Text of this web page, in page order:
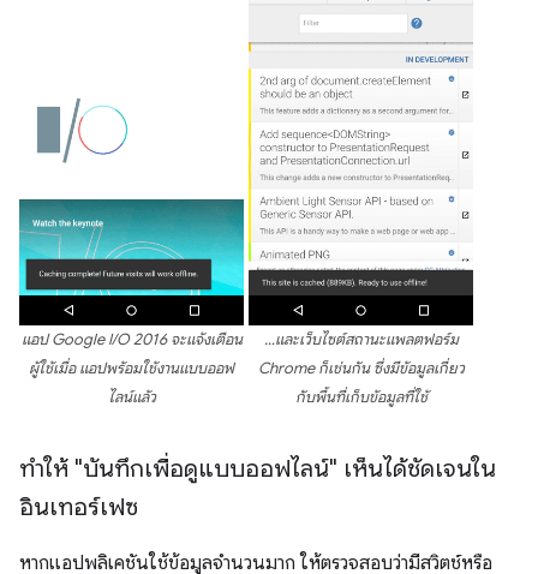
แอป Google I/O 2016 จะแจ้งเตือน
ผู้ใช้เมื่อ แอปพร้อมใช้งานแบบออฟ
ไลน์แล้ว
…และเว็บไซต์สถานะแพลตฟอร์ม
Chrome ก็เช่นกัน ซึ่งมีข้อมูลเกี่ยว
กับพื้นที่เก็บข้อมูลที่ใช้
ทำให้ "บันทึกเพื่อดูแบบออฟไลน์" เห็นได้ชัดเจนใน
อินเทอร์เฟซ
หากแอปพลิเคชันใช้ข้อมูลจำนวนมาก ให้ตรวจสอบว่ามีสวิตช์หรือ